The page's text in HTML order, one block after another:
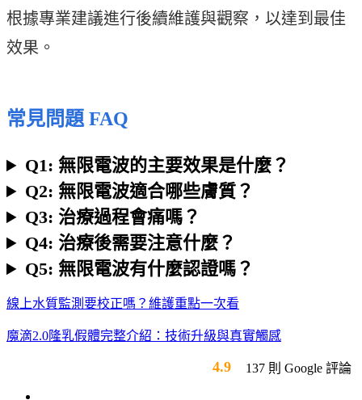
根據專業建議進行後續維護與觀察，以達到最佳
效果。
常見問題 FAQ
Q1: 無限電波的主要效果是什麼？
Q2: 無限電波適合哪些膚質？
Q3: 治療過程會痛嗎？
Q4: 治療後需要注意什麼？
Q5: 無限電波有什麼認證嗎？
線上水質監測要校正嗎？維護重點一次看
魔滴2.0隆乳假體完整介紹：技術升級與真實觸感
4.9 137 則 Google 評論